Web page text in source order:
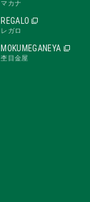
マカナ
REGALO
レガロ
MOKUMEGANEYA
杢目金屋